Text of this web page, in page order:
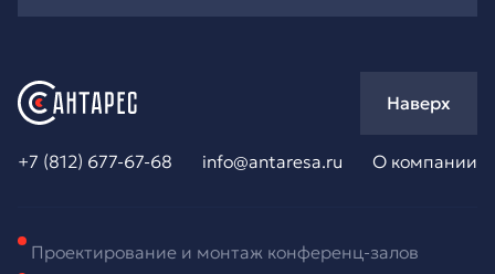
+7 (812) 677-67-68 info@antaresa.ru О компании
Наверх
Проектирование и монтаж конференц-залов